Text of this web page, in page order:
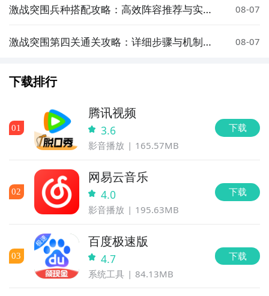
激战突围兵种搭配攻略：高效阵容推荐与实战
08-07
激战突围第四关通关攻略：详细步骤与机制解
08-07
下载排行
01
腾讯视频
3.6
影音播放 165.57MB
下载
02
网易云音乐
4.0
影音播放 195.63MB
下载
03
百度极速版
4.7
系统工具 84.13MB
下载